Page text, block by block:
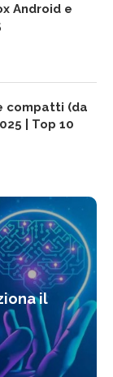
Android e
compatti (da
| Top 10
il